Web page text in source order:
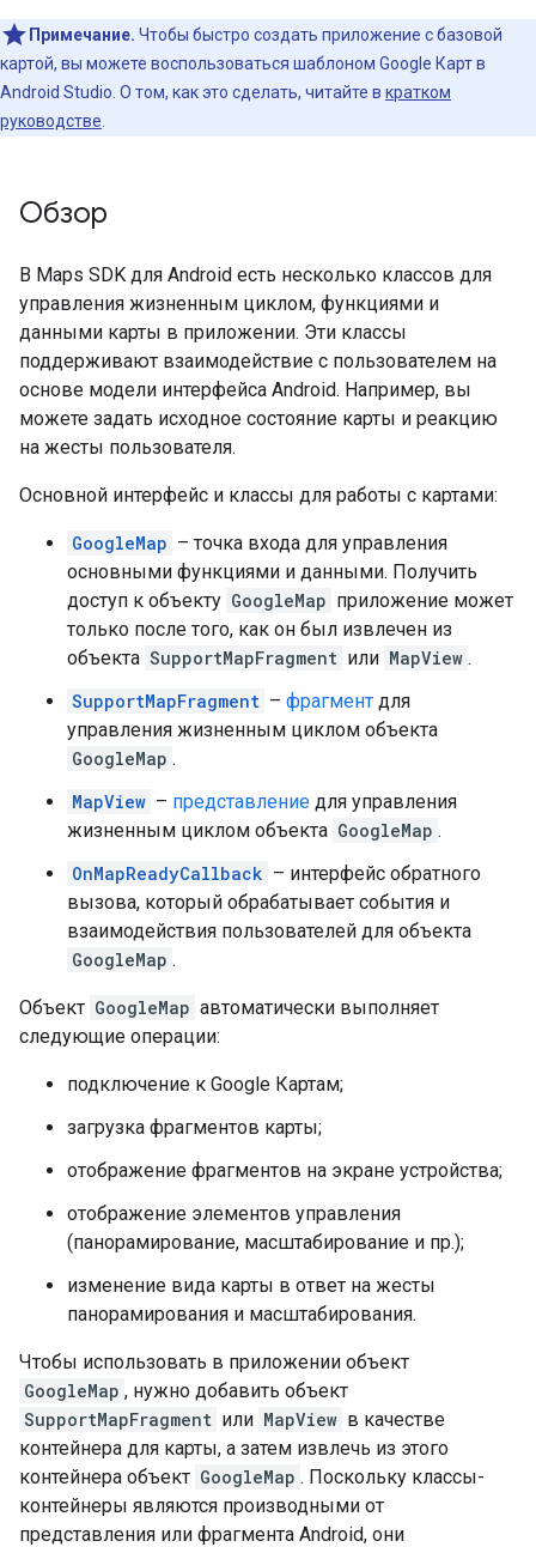
Примечание. Чтобы быстро создать приложение с базовой
картой, вы можете воспользоваться шаблоном Google Карт в
Android Studio. О том, как это сделать, читайте в кратком
руководстве
Обзор
В Maps SDK для Android есть несколько классов для
управления жизненным циклом, функциями и
данными карты в приложении. Эти классы
поддерживают взаимодействие с пользователем на
основе модели интерфейса Android. Например, вы
можете задать исходное состояние карты и реакцию
на жесты пользователя.
Основной интерфейс и классы для работы с картами:
GoogleMap – точка входа для управления
основными функциями и данными. Получить
доступ к объекту GoogleMap приложение может
только после того, как он был извлечен из
объекта SupportMapFragment или MapView .
SupportMapFragment – фрагмент для
управления жизненным циклом объекта
GoogleMap .
MapView – представление для управления
жизненным циклом объекта GoogleMap .
OnMapReadyCallback – интерфейс обратного
вызова, который обрабатывает события и
взаимодействия пользователей для объекта
GoogleMap .
Объект GoogleMap автоматически выполняет
следующие операции:
подключение к Google Картам;
загрузка фрагментов карты;
отображение фрагментов на экране устройства;
отображение элементов управления
(панорамирование, масштабирование и пр.);
изменение вида карты в ответ на жесты
панорамирования и масштабирования.
Чтобы использовать в приложении объект
GoogleMap , нужно добавить объект
SupportMapFragment или MapView в качестве
контейнера для карты, а затем извлечь из этого
контейнера объект GoogleMap . Поскольку классы-
контейнеры являются производными от
представления или фрагмента Android, они